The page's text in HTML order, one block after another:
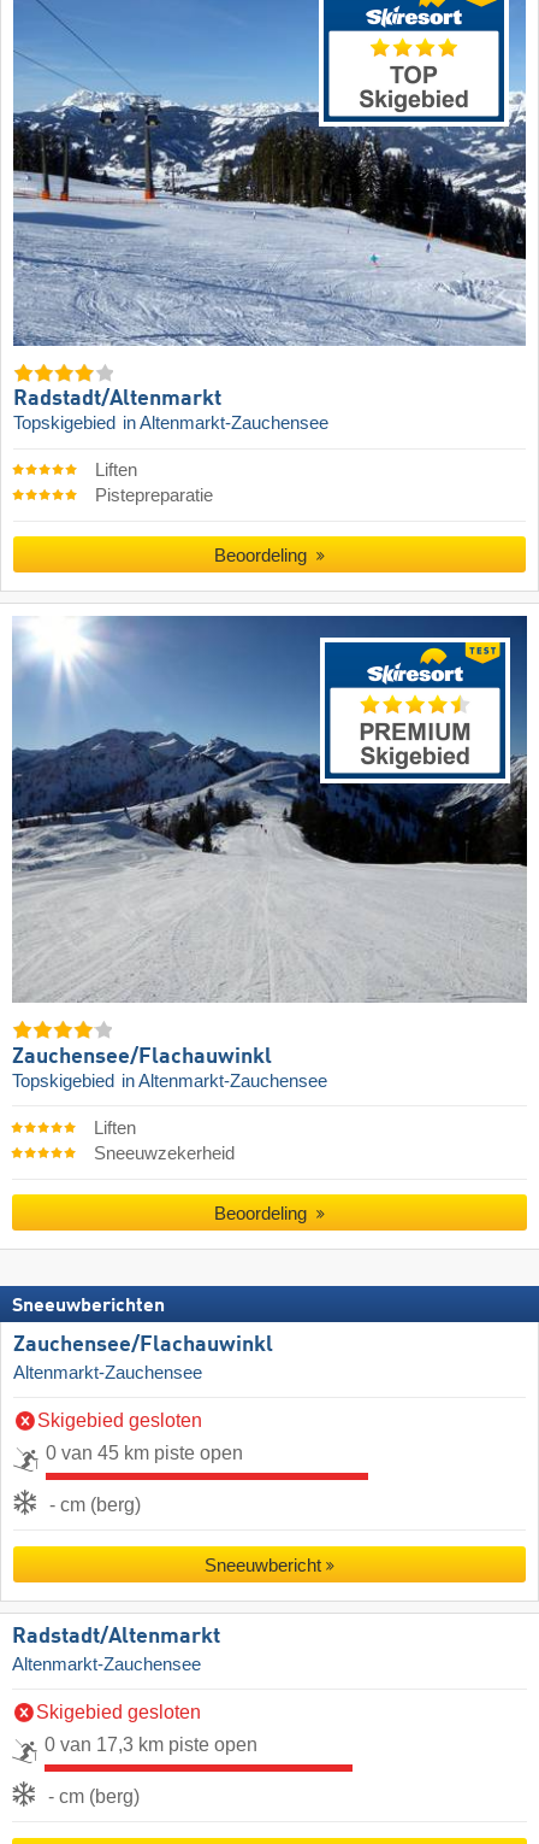
Radstadt/​Altenmarkt
Topskigebied in Altenmarkt-Zauchensee
Liften
Pistepreparatie
Beoordeling
Zauchensee/​Flachauwinkl
Topskigebied in Altenmarkt-Zauchensee
Liften
Sneeuwzekerheid
Beoordeling
Sneeuwberichten
Zauchensee/​Flachauwinkl
Altenmarkt-Zauchensee
Skigebied gesloten
0 van 45 km piste open
- cm (berg)
Sneeuwbericht
Radstadt/​Altenmarkt
Altenmarkt-Zauchensee
Skigebied gesloten
0 van 17,3 km piste open
- cm (berg)